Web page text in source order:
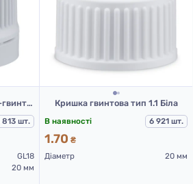
Кришка закупорювально-гвинтова з контролем першого відкриття тип 1.4к біла
813 шт.
GL18
20 мм
Кришка гвинтова тип 1.1 Біла
В наявності 6 921 шт.
1.70 ₴
Діаметр
20 мм